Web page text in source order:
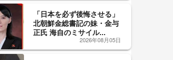
「日本を必ず後悔させる」
北朝鮮金総書記の妹・金与
正氏 海自のミサイル...
2026年08月05日